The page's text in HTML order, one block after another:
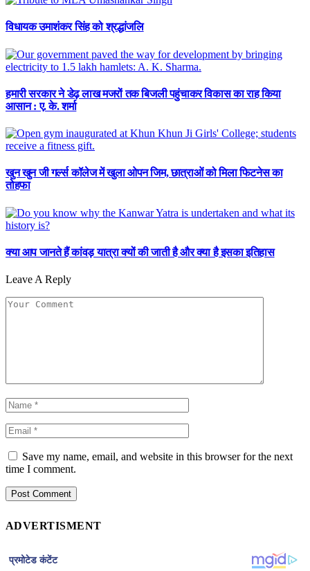
विधायक उमाशंकर सिंह को श्रद्धांजलि
हमारी सरकार ने डेढ़ लाख मजरों तक बिजली पहुंचाकर विकास का राह किया
आसान : ए. के. शर्मा
खुन खुन जी गर्ल्स कॉलेज में खुला ओपन जिम, छात्राओं को मिला फिटनेस का
तोहफा
क्या आप जानते हैं कांवड़ यात्रा क्यों की जाती है और क्या है इसका इतिहास
Leave A Reply
Save my name, email, and website in this browser for the next
time I comment.
ADVERTISMENT